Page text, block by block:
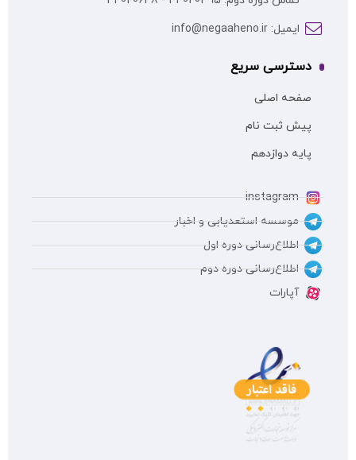
ایمیل: info@negaaheno.ir
دسترسی سریع
صفحه اصلی
پیش ثبت نام
پایه دوازدهم
instagram
موسسه استعدیابی و اخبار
اطلاع‌رسانی دوره اول
اطلاع‌رسانی دوره دوم
آپارات